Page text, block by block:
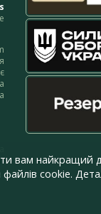
вам найкращий
cookie.